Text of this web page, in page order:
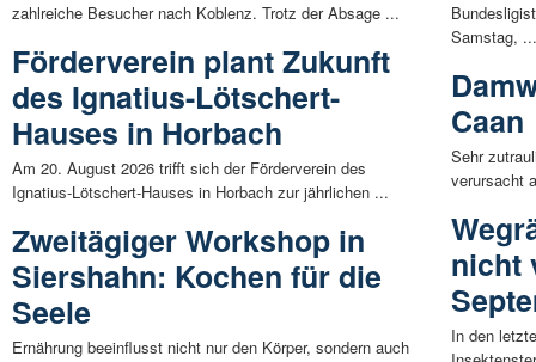
zahlreiche Besucher nach Koblenz. Trotz der Absage ...
Förderverein plant Zukunft
des Ignatius-Lötschert-
Hauses in Horbach
Am 20. August 2026 trifft sich der Förderverein des
Ignatius-Lötschert-Hauses in Horbach zur jährlichen ...
Zweitägiger Workshop in
Siershahn: Kochen für die
Seele
Ernährung beeinflusst nicht nur den Körper, sondern auch
Samstag,
Caan
Sehr
verursacht
nicht
In den